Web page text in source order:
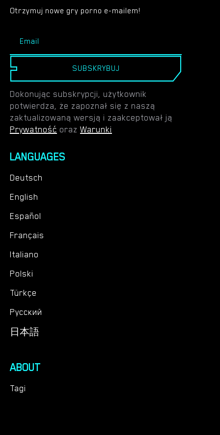
Otrzymuj nowe gry porno e-mailem!
SUBSKRYBUJ
Dokonując subskrypcji, użytkownik
potwierdza, że zapoznał się z naszą
zaktualizowaną wersją i zaakceptował ją
Prywatność oraz Warunki
LANGUAGES
Deutsch
English
Español
Français
Italiano
Polski
Türkçe
Русский
日本語
ABOUT
Tagi